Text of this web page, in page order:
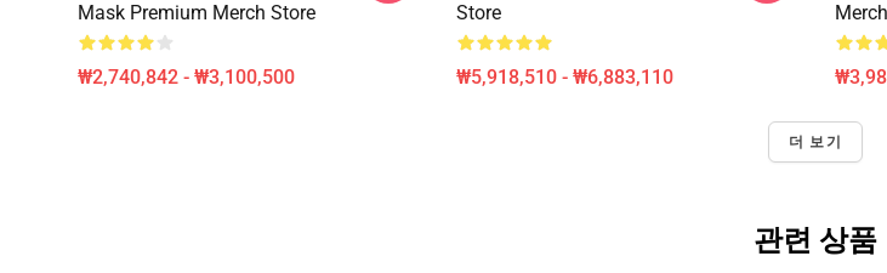
Mask Premium Merch Store
₩2,740,842 - ₩3,100,500
Store
₩5,918,510 - ₩6,883,110
더 보기
관련 상품